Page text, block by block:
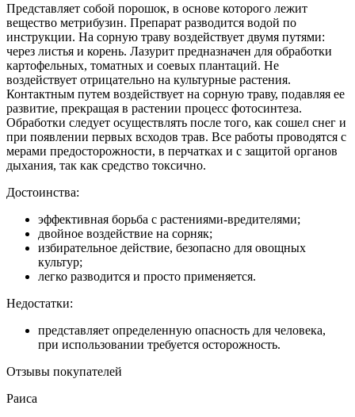
Представляет собой порошок, в основе которого лежит
вещество метрибузин. Препарат разводится водой по
инструкции. На сорную траву воздействует двумя путями:
через листья и корень. Лазурит предназначен для обработки
картофельных, томатных и соевых плантаций. Не
воздействует отрицательно на культурные растения.
Контактным путем воздействует на сорную траву, подавляя ее
развитие, прекращая в растении процесс фотосинтеза.
Обработки следует осуществлять после того, как сошел снег и
при появлении первых всходов трав. Все работы проводятся с
мерами предосторожности, в перчатках и с защитой органов
дыхания, так как средство токсично.
Достоинства:
эффективная борьба с растениями-вредителями;
двойное воздействие на сорняк;
избирательное действие, безопасно для овощных
культур;
легко разводится и просто применяется.
Недостатки:
представляет определенную опасность для человека,
при использовании требуется осторожность.
Отзывы покупателей
Раиса